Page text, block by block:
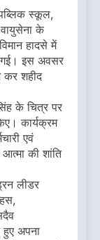
स्कूल,
वायुसेना के
हादसे में
गई। इस अवसर
कर शहीद
के चित्र पर
कार्यक्रम
एवं
आत्मा की शांति
लीडर
हुए अपना